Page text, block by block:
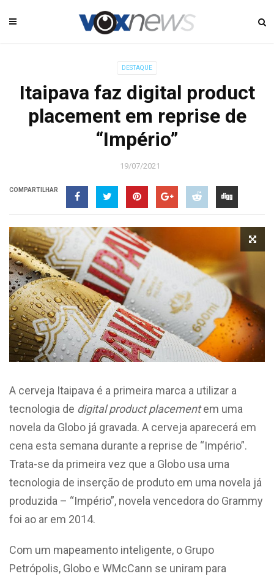
DESTAQUE
Itaipava faz digital product
placement em reprise de
“Império”
19/07/2021
COMPARTILHAR
A cerveja Itaipava é a primeira marca a utilizar a
tecnologia de digital product placementem uma
novela da Globo já gravada. A cerveja aparecerá em
cena esta semana durante a reprise de “Império”.
Trata-se da primeira vez que a Globo usa uma
tecnologia de inserção de produto em uma novela já
produzida – “Império”, novela vencedora do Grammy
foi ao ar em 2014.
Com um mapeamento inteligente, o Grupo
Petrópolis, Globo e WMcCann se uniram para